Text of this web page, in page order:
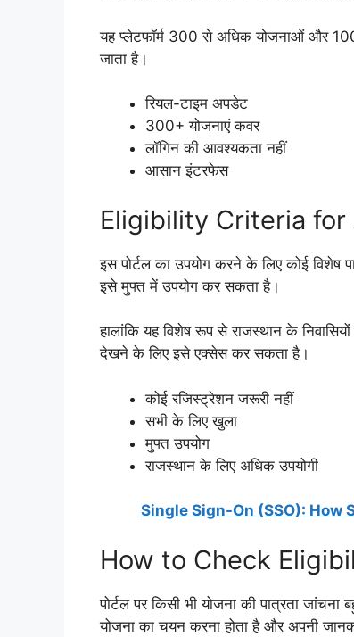
यह प्लेटफॉर्म 300 से अधिक योजनाओं और 100
जाता है।
रियल-टाइम अपडेट
300+ योजनाएं कवर
लॉगिन की आवश्यकता नहीं
आसान इंटरफेस
Eligibility Criteria for
इस पोर्टल का उपयोग करने के लिए कोई विशेष
इसे मुफ्त में उपयोग कर सकता है।
हालांकि यह विशेष रूप से राजस्थान के
देखने के लिए इसे एक्सेस कर सकता है।
कोई रजिस्ट्रेशन जरूरी नहीं
सभी के लिए खुला
मुफ्त उपयोग
राजस्थान के लिए अधिक उपयोगी
Single Sign-On (SSO):
How to Check
पोर्टल पर किसी भी योजना की पात्रता
योजना का चयन करना होता है और अपनी